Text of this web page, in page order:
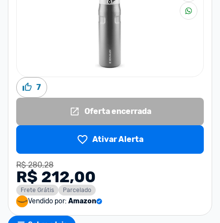
7
Oferta encerrada
Ativar Alerta
R$ 280,28
R$ 212,00
Frete Grátis Parcelado
Vendido por: Amazon